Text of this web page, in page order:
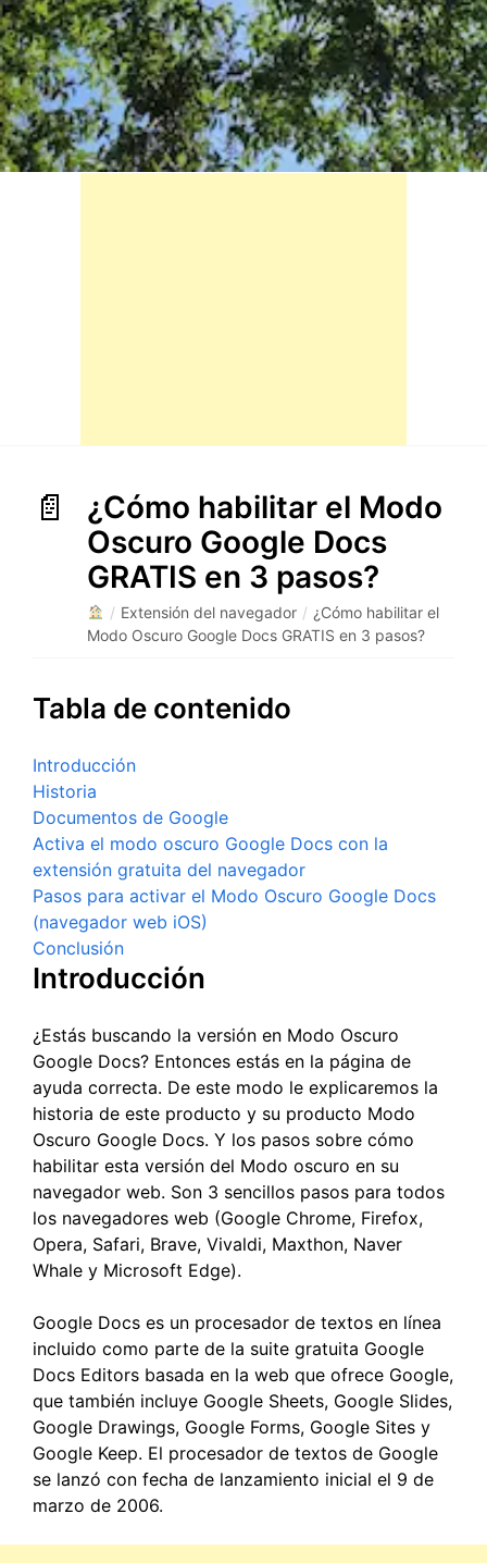
¿Cómo habilitar el Modo
Oscuro Google Docs
GRATIS en 3 pasos?
/ Extensión del navegador / ¿Cómo habilitar el
Modo Oscuro Google Docs GRATIS en 3 pasos?
Tabla de contenido
Introducción
Historia
Documentos de Google
Activa el modo oscuro Google Docs con la
extensión gratuita del navegador
Pasos para activar el Modo Oscuro Google Docs
(navegador web iOS)
Conclusión
Introducción
¿Estás buscando la versión en Modo Oscuro
Google Docs? Entonces estás en la página de
ayuda correcta. De este modo le explicaremos la
historia de este producto y su producto Modo
Oscuro Google Docs. Y los pasos sobre cómo
habilitar esta versión del Modo oscuro en su
navegador web. Son 3 sencillos pasos para todos
los navegadores web (Google Chrome, Firefox,
Opera, Safari, Brave, Vivaldi, Maxthon, Naver
Whale y Microsoft Edge).
Google Docs es un procesador de textos en línea
incluido como parte de la suite gratuita Google
Docs Editors basada en la web que ofrece Google,
que también incluye Google Sheets, Google Slides,
Google Drawings, Google Forms, Google Sites y
Google Keep. El procesador de textos de Google
se lanzó con fecha de lanzamiento inicial el 9 de
marzo de 2006.